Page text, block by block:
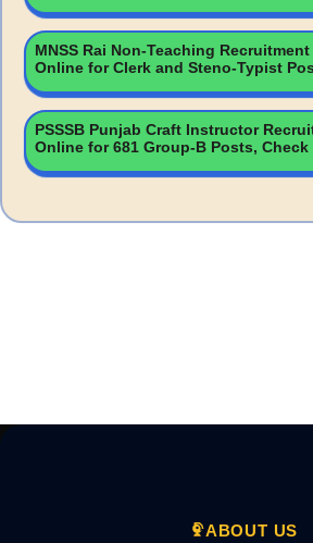
MNSS Rai Non-Teaching
Online for Clerk and Steno-Typist
PSSSB Punjab Craft Instructor
Online for 681 Group-B Posts,
ABOUT US